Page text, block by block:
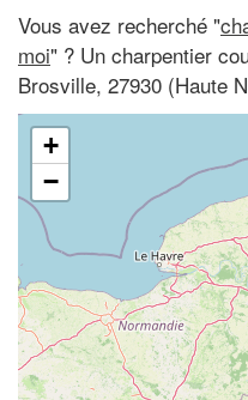
Vous avez recherché "
moi" ? Un charpentier
Brosville, 27930 (Haute
+
−